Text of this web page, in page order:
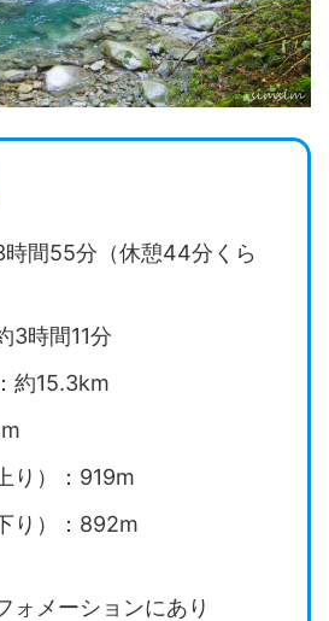
時間55分（休憩44分くら
3時間11分
約15.3km
り）：919m
り）：892m
ォメーションにあり